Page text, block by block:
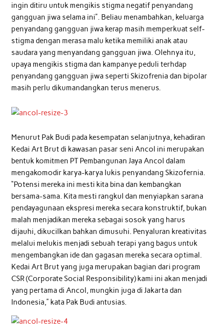
ingin ditiru untuk mengikis stigma negatif penyandang
gangguan jiwa selama ini”. Beliau menambahkan, keluarga
penyandang gangguan jiwa kerap masih memperkuat self-
stigma dengan merasa malu ketika memiliki anak atau
saudara yang menyandang gangguan jiwa. Olehnya itu,
upaya mengikis stigma dan kampanye peduli terhdap
penyandang gangguan jiwa seperti Skizofrenia dan bipolar
masih perlu dikumandangkan terus menerus.
Menurut Pak Budi pada kesempatan selanjutnya, kehadiran
Kedai Art Brut di kawasan pasar seni Ancol ini merupakan
bentuk komitmen PT Pembangunan Jaya Ancol dalam
mengakomodir karya-karya lukis penyandang Skizofernia.
“Potensi mereka ini mesti kita bina dan kembangkan
bersama-sama. Kita mesti rangkul dan menyiapkan sarana
pendayagunaan ekspresi mereka secara konstruktif, bukan
malah menjadikan mereka sebagai sosok yang harus
dijauhi, dikucilkan bahkan dimusuhi. Penyaluran kreativitas
melalui melukis menjadi sebuah terapi yang bagus untuk
mengembangkan ide dan gagasan mereka secara optimal.
Kedai Art Brut yang juga merupakan bagian dari program
CSR (Corporate Social Responsibility) kami ini akan menjadi
yang pertama di Ancol, mungkin juga di Jakarta dan
Indonesia,” kata Pak Budi antusias.